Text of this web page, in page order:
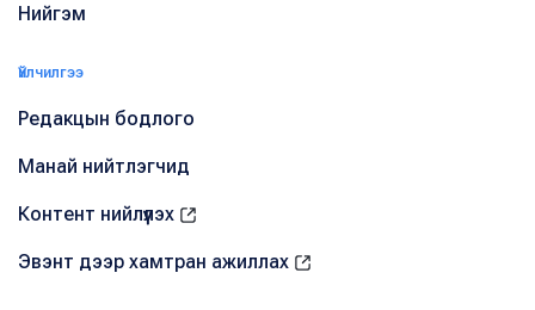
Нийгэм
Үйлчилгээ
Редакцын бодлого
Манай нийтлэгчид
Контент нийлүүлэх
Эвэнт дээр хамтран ажиллах